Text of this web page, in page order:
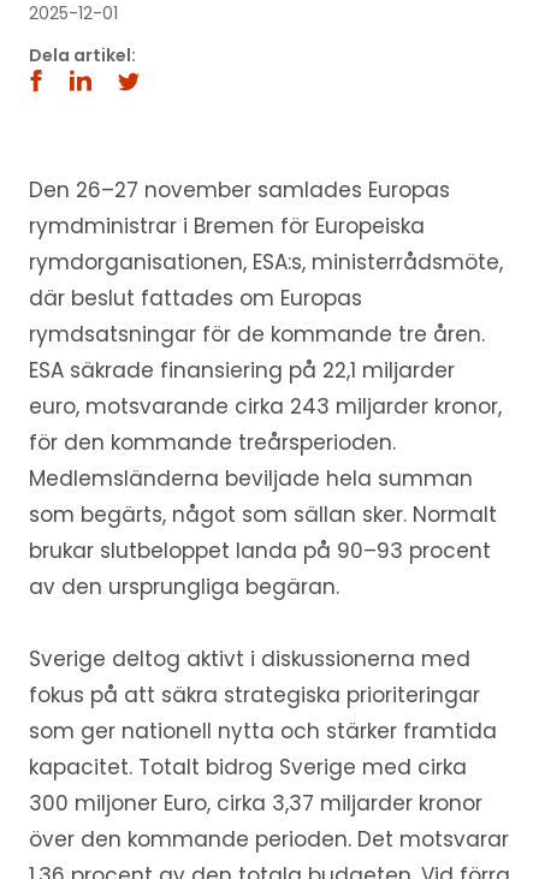
2025-12-01
Dela artikel:
Den 26–27 november samlades Europas
rymdministrar i Bremen för Europeiska
rymdorganisationen, ESA:s, ministerrådsmöte,
där beslut fattades om Europas
rymdsatsningar för de kommande tre åren.
ESA säkrade finansiering på 22,1 miljarder
euro, motsvarande cirka 243 miljarder kronor,
för den kommande treårsperioden.
Medlemsländerna beviljade hela summan
som begärts, något som sällan sker. Normalt
brukar slutbeloppet landa på 90–93 procent
av den ursprungliga begäran.
Sverige deltog aktivt i diskussionerna med
fokus på att säkra strategiska prioriteringar
som ger nationell nytta och stärker framtida
kapacitet. Totalt bidrog Sverige med cirka
300 miljoner Euro, cirka 3,37 miljarder kronor
över den kommande perioden. Det motsvarar